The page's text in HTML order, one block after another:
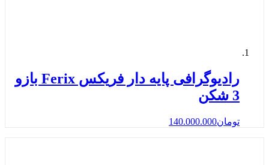
رادیوگرافی پایه دار فریکس Ferix بازو
3 شکن
تومان140.000.000